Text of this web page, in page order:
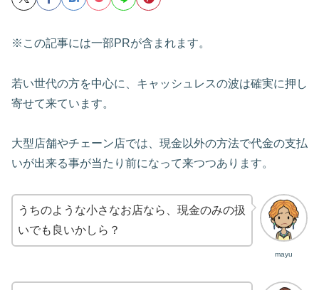
※この記事には一部PRが含まれます。
若い世代の方を中心に、キャッシュレスの波は確実に押し
寄せて来ています。
大型店舗やチェーン店では、現金以外の方法で代金の支払
いが出来る事が当たり前になって来つつあります。
mayu
うちのような小さなお店なら、現金のみの扱
いでも良いかしら？